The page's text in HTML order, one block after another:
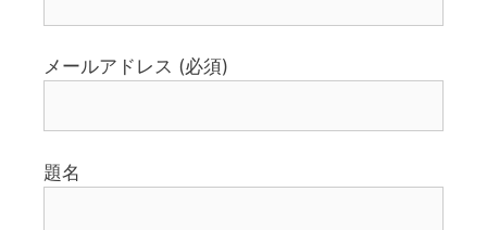
メールアドレス (必須)
題名